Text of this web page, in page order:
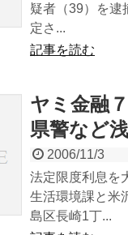
疑者（39）を
定さ...
記事を読む
ヤミ金融
県警など
2006/11/3
法定限度利息を
生活環境課と米
島区長崎1丁...